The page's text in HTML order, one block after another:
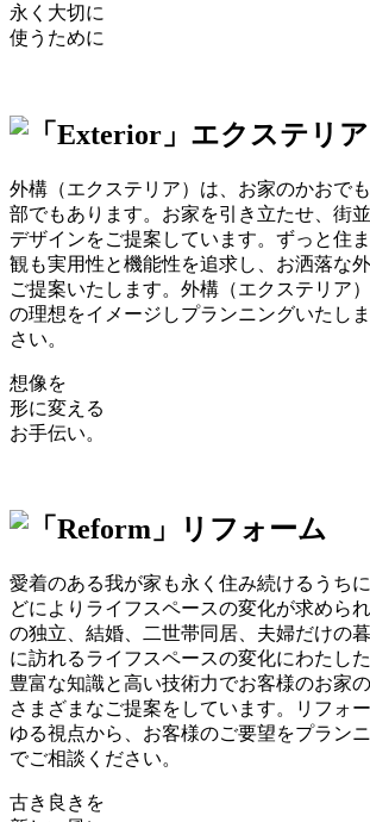
永く大切に
使うために
外構（エクステリア）は、お家のかおで
部でもあります。お家を引き立たせ、街
デザインをご提案しています。ずっと住
観も実用性と機能性を追求し、お洒落な
ご提案いたします。外構（エクステリア
の理想をイメージしプランニングいたし
さい。
想像を
形に変える
お手伝い。
愛着のある我が家も永く住み続けるうち
どによりライフスペースの変化が求めら
の独立、結婚、二世帯同居、夫婦だけの
に訪れるライフスペースの変化にわたした
豊富な知識と高い技術力でお客様のお家
さまざまなご提案をしています。リフォ
ゆる視点から、お客様のご要望をプラン
でご相談ください。
古き良きを